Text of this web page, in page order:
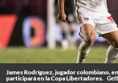
James Rodríguez, jugador colombiano,
participará en la Copa Libertadores.